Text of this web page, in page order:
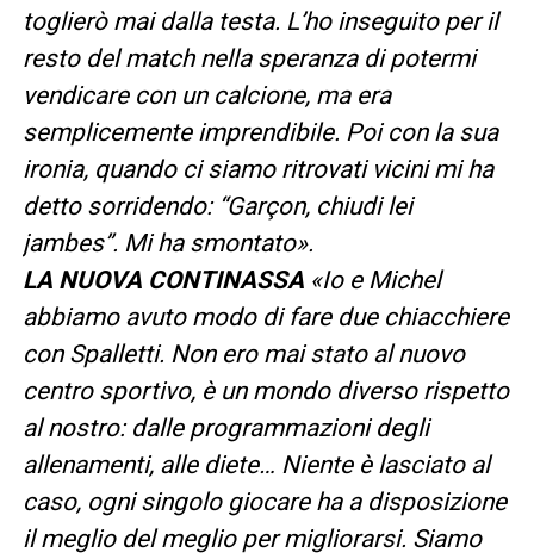
toglierò mai dalla testa. L’ho inseguito per il
resto del match nella speranza di potermi
vendicare con un calcione, ma era
semplicemente imprendibile. Poi con la sua
ironia, quando ci siamo ritrovati vicini mi ha
detto sorridendo: “Garçon, chiudi lei
jambes”. Mi ha smontato».
LA NUOVA CONTINASSA «Io e Michel
abbiamo avuto modo di fare due chiacchiere
con Spalletti. Non ero mai stato al nuovo
centro sportivo, è un mondo diverso rispetto
al nostro: dalle programmazioni degli
allenamenti, alle diete… Niente è lasciato al
caso, ogni singolo giocare ha a disposizione
il meglio del meglio per migliorarsi. Siamo